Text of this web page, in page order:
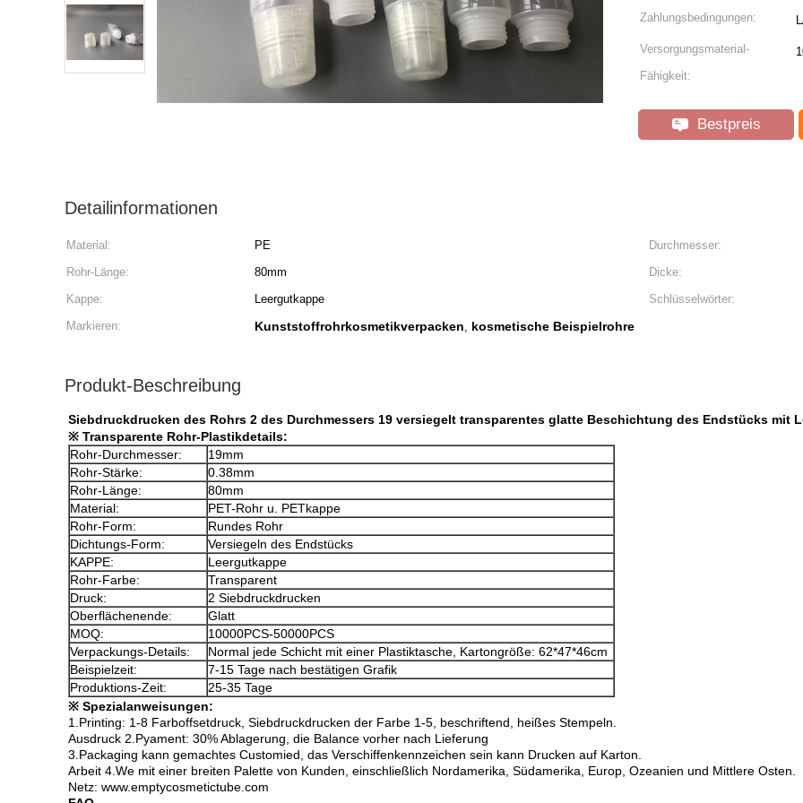
Zahlungsbedingungen:
Versorgungsmaterial-
Fähigkeit:
Bestpreis
Detailinformationen
Material: PE
Durchmesser:
Rohr-Länge:
80mm
Dicke:
Kappe:
Leergutkappe
Schlüsselwörter:
Markieren:
Kunststoffrohrkosmetikverpacken, kosmetische Beispielrohre
Produkt-Beschreibung
Siebdruckdrucken des Rohrs 2 des Durchmessers 19 versiegelt transparentes glatte Beschichtung des Endstücks mit
※ Transparente Rohr-Plastikdetails:
Rohr-Durchmesser:
19mm
Rohr-Stärke:
0.38mm
Rohr-Länge:
80mm
Material:
PET-Rohr u. PETkappe
Rohr-Form:
Rundes Rohr
Dichtungs-Form:
Versiegeln des Endstücks
KAPPE:
Leergutkappe
Rohr-Farbe:
Transparent
Druck:
2 Siebdruckdrucken
Oberflächenende:
Glatt
MOQ:
10000PCS-50000PCS
Verpackungs-Details:
Normal jede Schicht mit einer Plastiktasche, Kartongröße: 62*47*46cm
Beispielzeit:
7-15 Tage nach bestätigen Grafik
Produktions-Zeit:
25-35 Tage
※ Spezialanweisungen:
1.Printing: 1-8 Farboffsetdruck, Siebdruckdrucken der Farbe 1-5, beschriftend, heißes Stempeln.
Ausdruck 2.Pyament: 30% Ablagerung, die Balance vorher nach Lieferung
3.Packaging kann gemachtes Customied, das Verschiffenkennzeichen sein kann Drucken auf Karton.
Arbeit 4.We mit einer breiten Palette von Kunden, einschließlich Nordamerika, Südamerika, Europ, Ozeanien und Mittlere Osten.
Netz: www.emptycosmetictube.com